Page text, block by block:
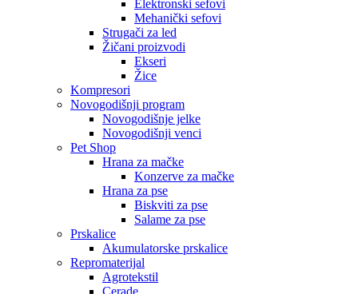
Elektronski sefovi
Mehanički sefovi
Strugači za led
Žičani proizvodi
Ekseri
Žice
Kompresori
Novogodišnji program
Novogodišnje jelke
Novogodišnji venci
Pet Shop
Hrana za mačke
Konzerve za mačke
Hrana za pse
Biskviti za pse
Salame za pse
Prskalice
Akumulatorske prskalice
Repromaterijal
Agrotekstil
Cerade